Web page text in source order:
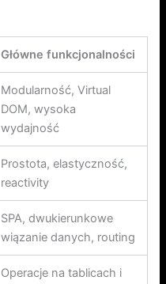
Główne funkcjonalności
Modularność, Virtual
DOM, wysoka
wydajność
Prostota, elastyczność,
reactivity
SPA, dwukierunkowe
wiązanie danych, routing
Operacje na tablicach i